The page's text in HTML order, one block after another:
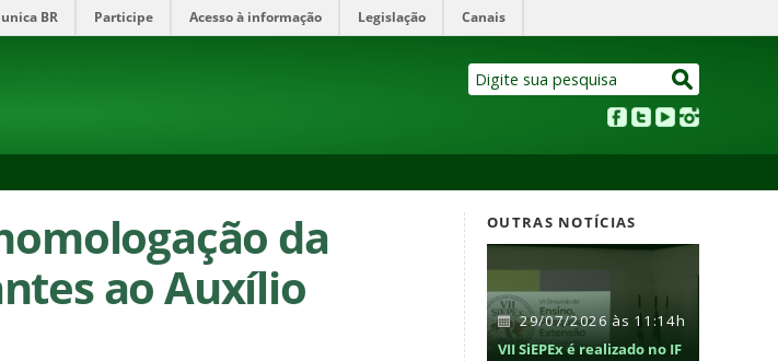
BR Participe Acesso à informação Legislação Canais
da
ao Auxílio
OUTRAS NOTÍCIAS
29/07/2026 às 11:14h
VII SiEPEx é realizado no IF